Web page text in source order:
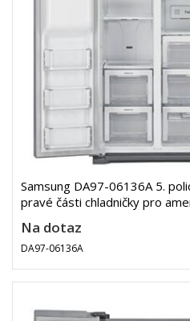
Samsung DA97-06136A 5.
pravé části chladničky pro
Na dotaz
DA97-06136A